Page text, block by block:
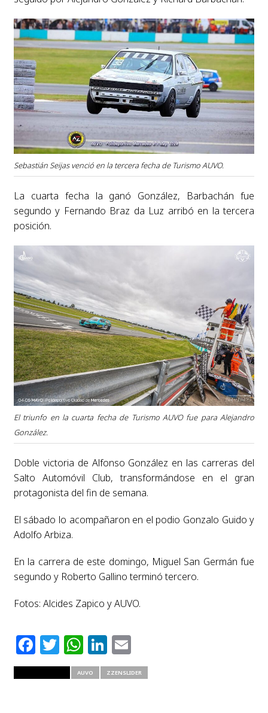
Sebastián Seijas venció en la tercera fecha de Turismo AUVO.
La cuarta fecha la ganó González, Barbachán fue
segundo y Fernando Braz da Luz arribó en la tercera
posición.
El triunfo en la cuarta fecha de Turismo AUVO fue para Alejandro
González.
Doble victoria de Alfonso González en las carreras del
Salto Automóvil Club, transformándose en el gran
protagonista del fin de semana.
El sábado lo acompañaron en el podio Gonzalo Guido y
Adolfo Arbiza.
En la carrera de este domingo, Miguel San Germán fue
segundo y Roberto Gallino terminó tercero.
Fotos: Alcides Zapico y AUVO.
Facebook
Twitter
WhatsApp
LinkedIn
Email
AUVO ZZENSLIDER